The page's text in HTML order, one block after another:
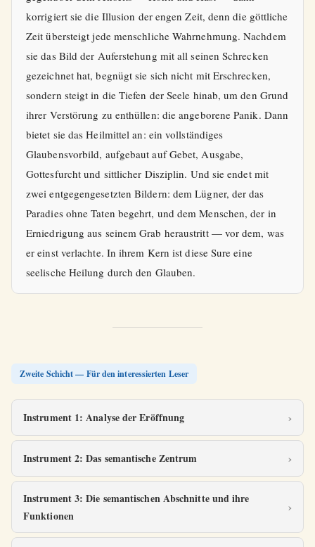
korrigiert sie die Illusion der engen Zeit, denn die göttliche
Zeit übersteigt jede menschliche Wahrnehmung. Nachdem
sie das Bild der Auferstehung mit all seinen Schrecken
gezeichnet hat, begnügt sie sich nicht mit Erschrecken,
sondern steigt in die Tiefen der Seele hinab, um den Grund
ihrer Verstörung zu enthüllen: die angeborene Panik. Dann
bietet sie das Heilmittel an: ein vollständiges
Glaubensvorbild, aufgebaut auf Gebet, Ausgabe,
Gottesfurcht und sittlicher Disziplin. Und sie endet mit
zwei entgegengesetzten Bildern: dem Lügner, der das
Paradies ohne Taten begehrt, und dem Menschen, der in
Erniedrigung aus seinem Grab heraustritt — vor dem, was
er einst verlachte. In ihrem Kern ist diese Sure eine
seelische Heilung durch den Glauben.
Zweite Schicht — Für den interessierten Leser
Instrument 1: Analyse der Eröffnung
Instrument 2: Das semantische Zentrum
Instrument 3: Die semantischen Abschnitte und ihre
Funktionen